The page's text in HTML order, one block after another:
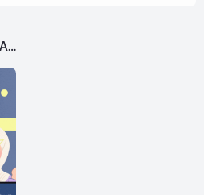
BELAJAR BAHASA THAILAND DARI 0!